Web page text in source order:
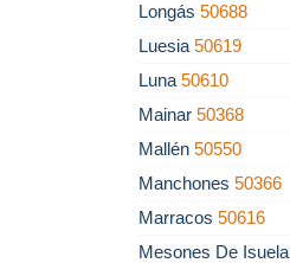
Longás 50688
Luesia 50619
Luna 50610
Mainar 50368
Mallén 50550
Manchones 50366
Marracos 50616
Mesones De Isuela